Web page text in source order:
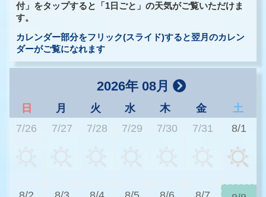
付」をタップすると「1日ごと」の天気がご覧いただけま
す。
カレンダー部分をフリック(スライド)すると翌月のカレン
ダーがご覧になれます
2026年 08月
日 月 火 水 木 金
土
7/26
7/27 7/28 7/29 7/30 7/31 8/1